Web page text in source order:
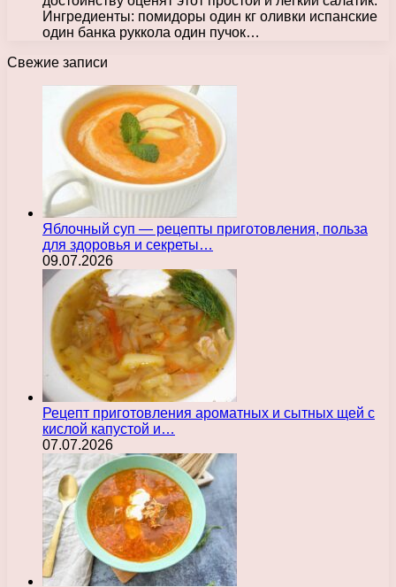
Ингредиенты: помидоры один кг оливки испанские
один банка руккола один пучок…
Свежие записи
Яблочный суп — рецепты приготовления, польза
для здоровья и секреты…
09.07.2026
Рецепт приготовления ароматных и сытных щей с
кислой капустой и…
07.07.2026